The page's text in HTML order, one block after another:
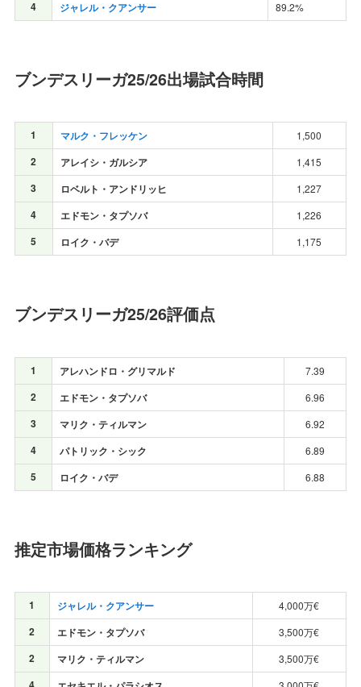
4 ジャレル・クアンサー 89.2%
ブンデスリーガ25/26出場試合時間
1 マルク・フレッケン 1,500
2 アレイシ・ガルシア 1,415
3 ロベルト・アンドリッヒ 1,227
4 エドモン・タプソバ 1,226
5 ロイク・バデ 1,175
ブンデスリーガ25/26評価点
1 アレハンドロ・グリマルド 7.39
2 エドモン・タプソバ 6.96
3 マリク・ティルマン 6.92
4 パトリック・シック 6.89
5 ロイク・バデ 6.88
推定市場価格ランキング
1 ジャレル・クアンサー 4,000万€
2 エドモン・タプソバ 3,500万€
2 マリク・ティルマン 3,500万€